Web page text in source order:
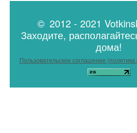
© 2012 - 2021
Заходите,
дома!
Пользовательское соглашение